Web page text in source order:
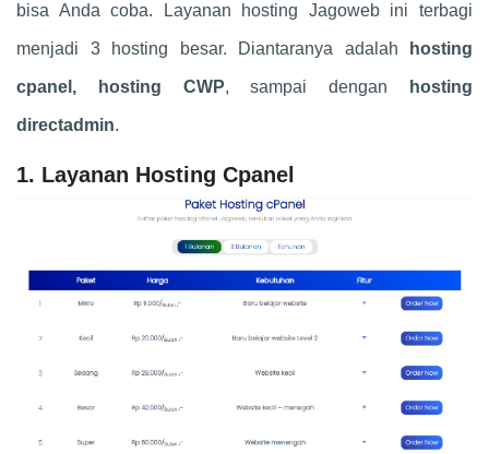
bisa Anda coba. Layanan hosting Jagoweb ini terbagi
menjadi 3 hosting besar. Diantaranya adalah hosting
cpanel, hosting CWP, sampai dengan hosting
directadmin.
1. Layanan Hosting Cpanel